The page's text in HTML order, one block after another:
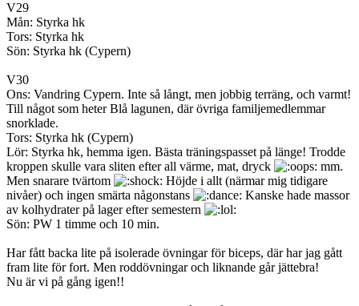
V29
Mån: Styrka hk
Tors: Styrka hk
Sön: Styrka hk (Cypern)
V30
Ons: Vandring Cypern. Inte så långt, men jobbig terräng, och varmt!
Till något som heter Blå lagunen, där övriga familjemedlemmar
snorklade.
Tors: Styrka hk (Cypern)
Lör: Styrka hk, hemma igen. Bästa träningspasset på länge! Trodde
kroppen skulle vara sliten efter all värme, mat, dryck
mm.
Men snarare tvärtom
Höjde i allt (närmar mig tidigare
nivåer) och ingen smärta någonstans
Kanske hade massor
av kolhydrater på lager efter semestern
Sön: PW 1 timme och 10 min.
Har fått backa lite på isolerade övningar för biceps, där har jag gått
fram lite för fort. Men roddövningar och liknande går jättebra!
Nu är vi på gång igen!!